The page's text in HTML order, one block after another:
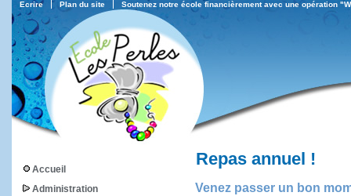
Soutenez notre école financièrement avec une opération
Plan du site
Ecrire
Accueil
Administration
Repas annuel !
Venez passer un bon